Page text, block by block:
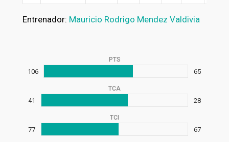
Entrenador: Mauricio Rodrigo Mendez Valdivia
PTS
106 65
TCA
41 28
TCI
77 67